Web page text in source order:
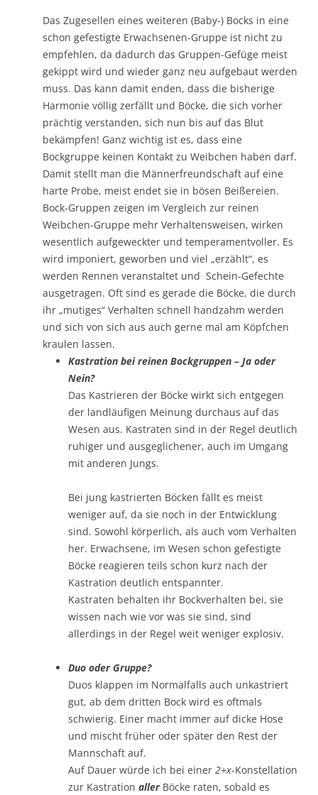
Das Zugesellen eines weiteren (Baby-) Bocks in eine
schon gefestigte Erwachsenen-Gruppe ist nicht zu
empfehlen, da dadurch das Gruppen-Gefüge meist
gekippt wird und wieder ganz neu aufgebaut werden
muss. Das kann damit enden, dass die bisherige
Harmonie völlig zerfällt und Böcke, die sich vorher
prächtig verstanden, sich nun bis auf das Blut
bekämpfen! Ganz wichtig ist es, dass eine
Bockgruppe keinen Kontakt zu Weibchen haben darf.
Damit stellt man die Männerfreundschaft auf eine
harte Probe, meist endet sie in bösen Beißereien.
Bock-Gruppen zeigen im Vergleich zur reinen
Weibchen-Gruppe mehr Verhaltensweisen, wirken
wesentlich aufgeweckter und temperamentvoller. Es
wird imponiert, geworben und viel „erzählt“, es
werden Rennen veranstaltet und Schein-Gefechte
ausgetragen. Oft sind es gerade die Böcke, die durch
ihr „mutiges“ Verhalten schnell handzahm werden
und sich von sich aus auch gerne mal am Köpfchen
kraulen lassen.
Kastration bei reinen Bockgruppen – Ja oder
Nein?
Das Kastrieren der Böcke wirkt sich entgegen
der landläufigen Meinung durchaus auf das
Wesen aus. Kastraten sind in der Regel deutlich
ruhiger und ausgeglichener, auch im Umgang
mit anderen Jungs.
Bei jung kastrierten Böcken fällt es meist
weniger auf, da sie noch in der Entwicklung
sind. Sowohl körperlich, als auch vom Verhalten
her. Erwachsene, im Wesen schon gefestigte
Böcke reagieren teils schon kurz nach der
Kastration deutlich entspannter.
Kastraten behalten ihr Bockverhalten bei, sie
wissen nach wie vor was sie sind, sind
allerdings in der Regel weit weniger explosiv.
Duo oder Gruppe?
Duos klappen im Normalfalls auch unkastriert
gut, ab dem dritten Bock wird es oftmals
schwierig. Einer macht immer auf dicke Hose
und mischt früher oder später den Rest der
Mannschaft auf.
Auf Dauer würde ich bei einer 2+x-Konstellation
zur Kastration allerBöcke raten, sobald es